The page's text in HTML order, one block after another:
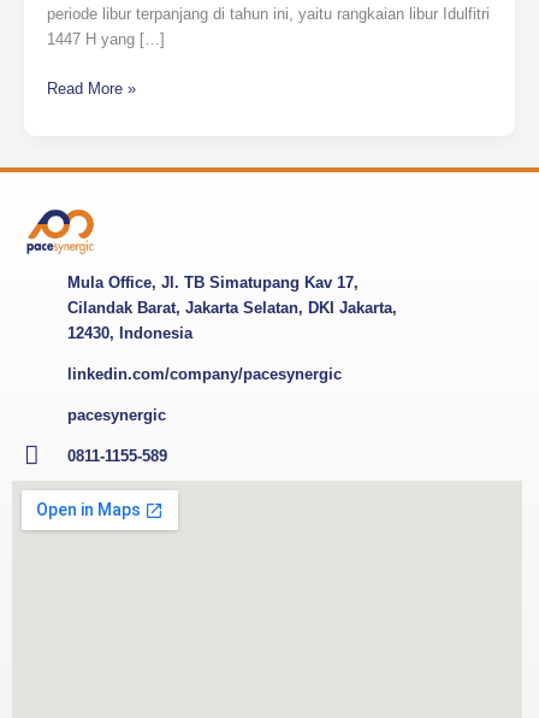
periode libur terpanjang di tahun ini, yaitu rangkaian libur Idulfitri
1447 H yang […]
Read More »
Mula Office, Jl. TB Simatupang Kav 17,
Cilandak Barat, Jakarta Selatan, DKI Jakarta,
12430, Indonesia
linkedin.com/company/pacesynergic
pacesynergic
0811-1155-589